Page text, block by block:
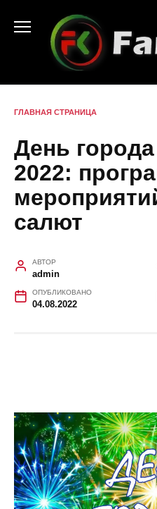
содержанию
ГЛАВНАЯ СТРАНИЦА
День
2022:
салют
АВТОР
admin
ОПУБЛИКОВАНО
04.08.2022